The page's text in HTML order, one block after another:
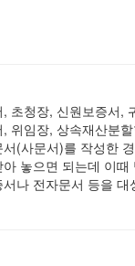
초청장, 신원보증서,
위임장, 상속재산분
(사문서)를 작성한
놓으면 되는데 이
나 전자문서 등을